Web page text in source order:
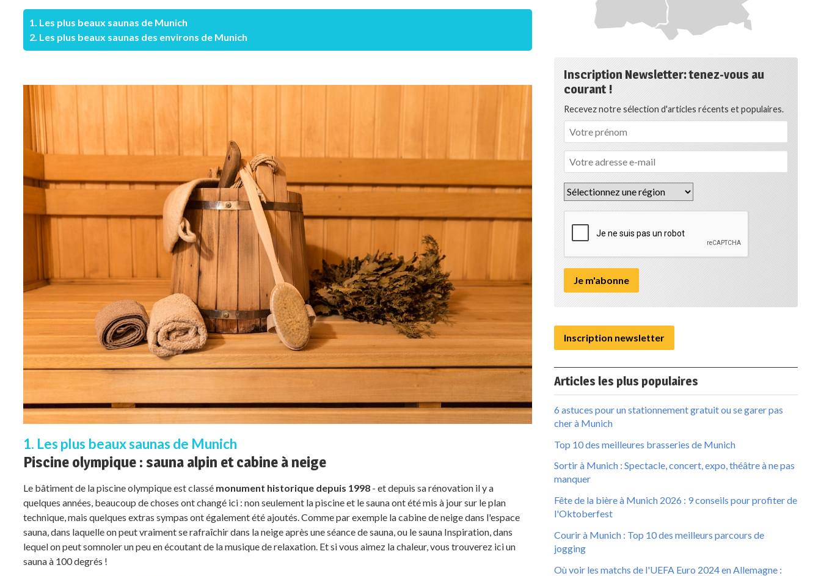
1. Les plus beaux saunas de Munich
2. Les plus beaux saunas des environs de Munich
1. Les plus beaux saunas de Munich
Piscine olympique : sauna alpin et cabine à neige
Le bâtiment de la piscine olympique est classé monument historique depuis 1998 - et depuis sa rénovation il y a
quelques années, beaucoup de choses ont changé ici : non seulement la piscine et le sauna ont été mis à jour sur le plan
technique, mais quelques extras sympas ont également été ajoutés. Comme par exemple la cabine de neige dans l'espace
sauna, dans laquelle on peut vraiment se rafraîchir dans la neige après une séance de sauna, ou le sauna Inspiration, dans
lequel on peut somnoler un peu en écoutant de la musique de relaxation. Et si vous aimez la chaleur, vous trouverez ici un
sauna à 100 degrés !
Inscription Newsletter: tenez-vous au
courant !
Recevez notre sélection d'articles récents et populaires.
Inscription newsletter
Articles les plus populaires
6 astuces pour un stationnement gratuit ou se garer pas
cher à Munich
Top 10 des meilleures brasseries de Munich
Sortir à Munich : Spectacle, concert, expo, théâtre à ne pas
manquer
Fête de la bière à Munich 2026 : 9 conseils pour profiter de
l'Oktoberfest
Courir à Munich : Top 10 des meilleurs parcours de
jogging
Où voir les matchs de l'UEFA Euro 2024 en Allemagne :